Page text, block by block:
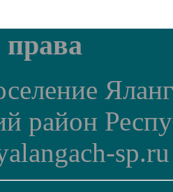
район
sp.ru